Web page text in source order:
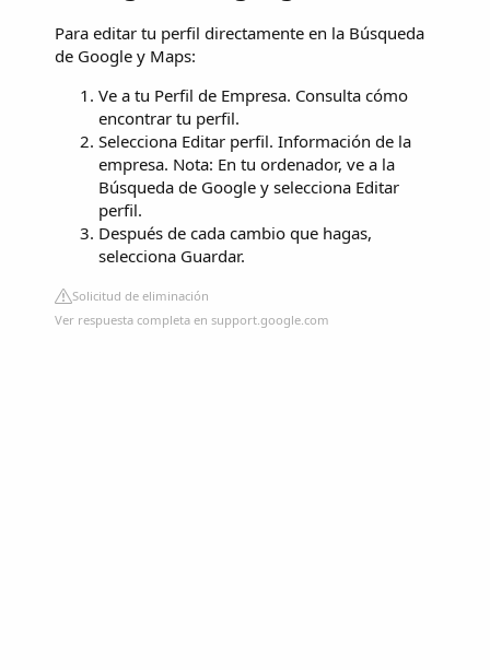
Para editar tu perfil directamente en la Búsqueda
de Google y Maps:
Ve a tu Perfil de Empresa. Consulta cómo
encontrar tu perfil.
Selecciona Editar perfil. Información de la
empresa. Nota: En tu ordenador, ve a la
Búsqueda de Google y selecciona Editar
perfil.
Después de cada cambio que hagas,
selecciona Guardar.
Solicitud de eliminación
Ver respuesta completa en support.google.com